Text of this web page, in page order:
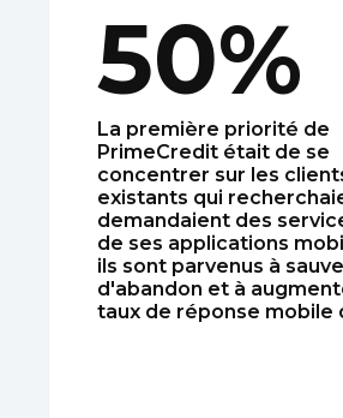
50%
La première priorité de
PrimeCredit était de se
concentrer sur les
existants qui
demandaient des
de ses applications
ils sont parvenus à
d'abandon et à
taux de réponse mobile